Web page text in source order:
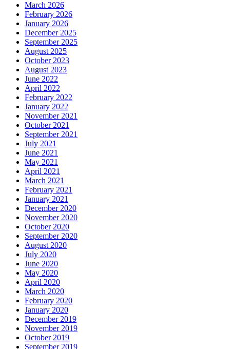
March 2026
February 2026
January 2026
December 2025
September 2025
August 2025
October 2023
August 2023
June 2022
April 2022
February 2022
January 2022
November 2021
October 2021
September 2021
July 2021
June 2021
May 2021
April 2021
March 2021
February 2021
January 2021
December 2020
November 2020
October 2020
September 2020
August 2020
July 2020
June 2020
May 2020
April 2020
March 2020
February 2020
January 2020
December 2019
November 2019
October 2019
September 2019